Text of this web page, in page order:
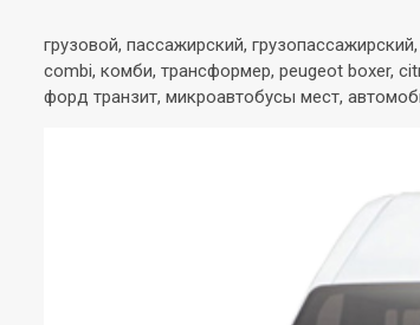
грузовой, пассажирский,
combi, комби, трансформер, peugeot boxer,
форд транзит, микроавтобусы мест,